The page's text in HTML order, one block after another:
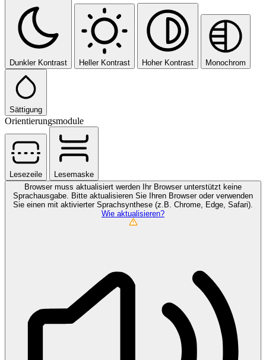
Dunkler Kontrast Heller Kontrast Hoher Kontrast Monochrom
Sättigung
Orientierungsmodule
Lesezeile
Lesemaske
Browser muss aktualisiert werden
Ihr Browser unterstützt keine
Sprachausgabe. Bitte aktualisieren Sie Ihren Browser oder verwenden
Sie einen mit aktivierter Sprachsynthese (z.B. Chrome, Edge, Safari).
Wie aktualisieren?